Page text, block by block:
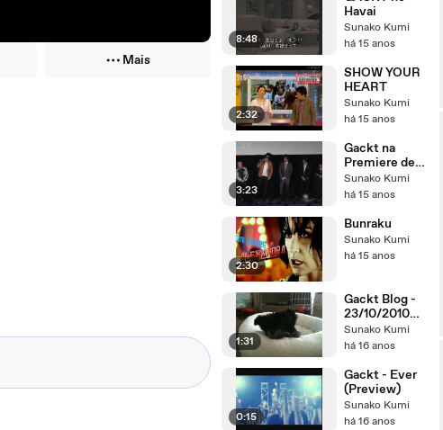
Mais
8:48
Havai
Sunako Kumi
há 15 anos
2:32
SHOW YOUR
HEART
Sunako Kumi
há 15 anos
3:23
Gackt na
Premiere de
Supernatural
Sunako Kumi
há 15 anos
2:30
Bunraku
Sunako Kumi
há 15 anos
1:31
Gackt Blog -
23/10/2010
(12:01)
Sunako Kumi
há 16 anos
0:15
Gackt - Ever
(Preview)
Sunako Kumi
há 16 anos